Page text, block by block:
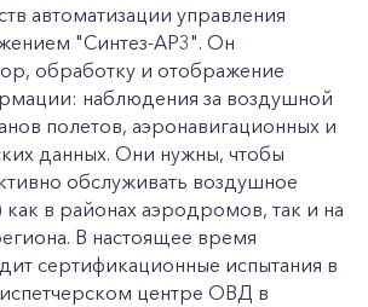
автоматизации управления
"Синтез-АР3". Он
обработку и отображение
наблюдения за воздушной
полетов, аэронавигационных и
данных. Они нужны, чтобы
обслуживать воздушное
в районах аэродромов, так и на
В настоящее время
сертификационные испытания в
центре ОВД в